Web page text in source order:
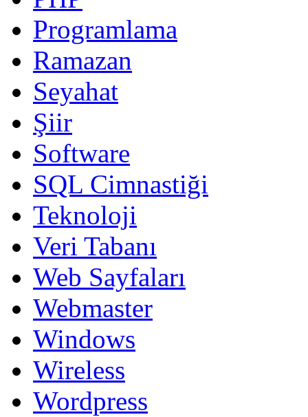
Programlama
Ramazan
Seyahat
Şiir
Software
SQL Cimnastiği
Teknoloji
Veri Tabanı
Web Sayfaları
Webmaster
Windows
Wireless
Wordpress